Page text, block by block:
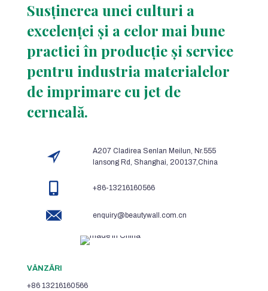
Susținerea unei culturi a
excelenței și a celor mai bune
practici în producție și service
pentru industria materialelor
de imprimare cu jet de
cerneală.
A207 Cladirea Senlan Meilun, Nr.555
lansong Rd, Shanghai, 200137,China
+86-13216160566
enquiry@beautywall.com.cn
VÂNZĂRI
+86 13216160566